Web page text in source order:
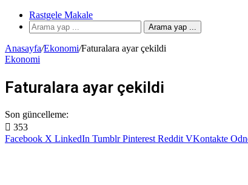
Rastgele Makale
Arama yap ...
Anasayfa/Ekonomi/Faturalara ayar çekildi
Ekonomi
Faturalara ayar çekildi
Son güncelleme:
353
Facebook X LinkedIn Tumblr Pinterest Reddit VKontakte